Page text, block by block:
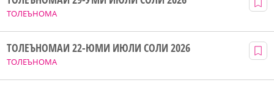
ТОЛЕЪНОМА
ТОЛЕЪНОМА
ТОЛЕЪНОМАИ 22-ЮМИ ИЮЛИ СОЛИ 2026